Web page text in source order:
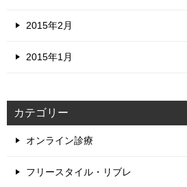
2015年2月
2015年1月
カテゴリー
オンライン診療
フリースタイル・リブレ